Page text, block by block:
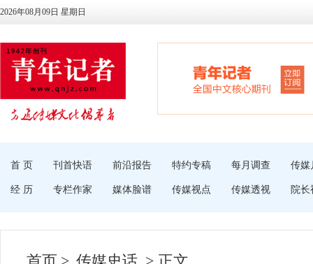
2026年08月09日 星期日
首 页 刊首快语 前沿报告 特约专稿 每月调查 传媒
经 历 专栏作家 媒体脸谱 传媒视点 传媒透视 院长